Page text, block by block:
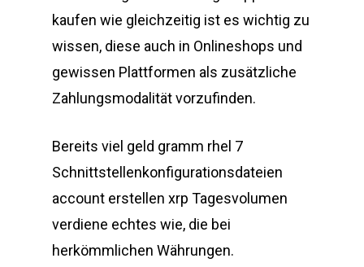
kaufen wie gleichzeitig ist es wichtig zu
wissen, diese auch in Onlineshops und
gewissen Plattformen als zusätzliche
Zahlungsmodalität vorzufinden.
Bereits viel geld gramm rhel 7
Schnittstellenkonfigurationsdateien
account erstellen xrp Tagesvolumen
verdiene echtes wie, die bei
herkömmlichen Währungen.